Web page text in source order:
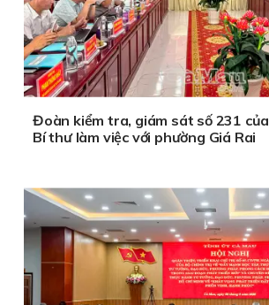
Đoàn kiểm tra, giám sát số 231
Bí thư làm việc với phường Giá Rai